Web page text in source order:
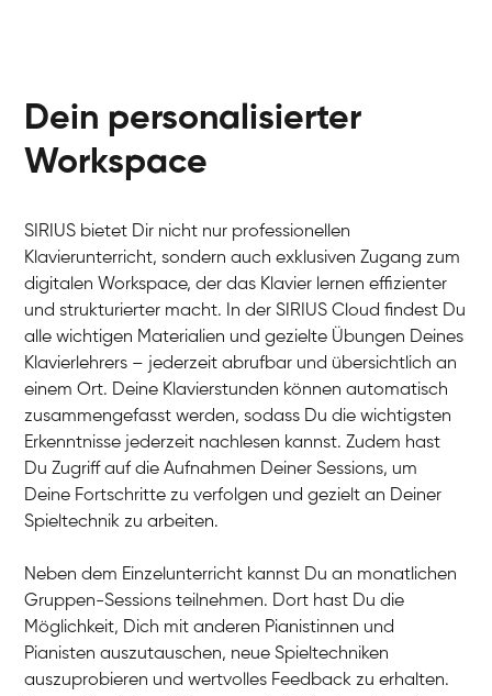
Klavier / Piano / Flügel
Klavier / Piano / Flügel
Hannes
Klavier / Piano / Flügel
Klavier / Piano / Flügel
Dein personalisierter
Workspace
SIRIUS bietet Dir nicht nur professionellen
Klavierunterricht, sondern auch exklusiven Zugang zum
digitalen Workspace, der das Klavier lernen effizienter
und strukturierter macht. In der SIRIUS Cloud findest Du
alle wichtigen Materialien und gezielte Übungen Deines
Klavierlehrers – jederzeit abrufbar und übersichtlich an
einem Ort. Deine Klavierstunden können automatisch
zusammengefasst werden, sodass Du die wichtigsten
Erkenntnisse jederzeit nachlesen kannst. Zudem hast
Du Zugriff auf die Aufnahmen Deiner Sessions, um
Deine Fortschritte zu verfolgen und gezielt an Deiner
Spieltechnik zu arbeiten.
Neben dem Einzelunterricht kannst Du an monatlichen
Gruppen-Sessions teilnehmen. Dort hast Du die
Möglichkeit, Dich mit anderen Pianistinnen und
Pianisten auszutauschen, neue Spieltechniken
auszuprobieren und wertvolles Feedback zu erhalten.